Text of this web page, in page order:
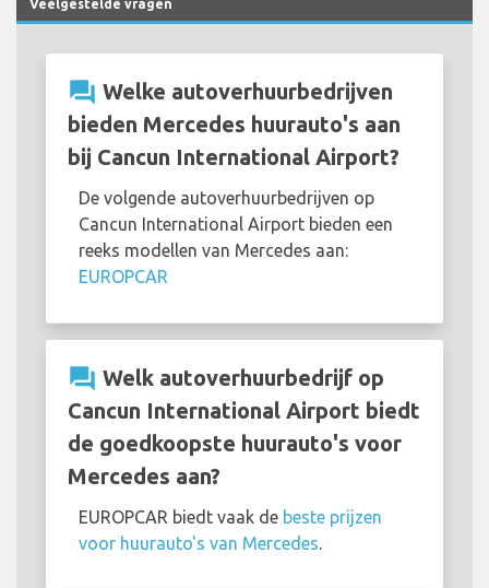
Veelgestelde vragen
question_answer Welke autoverhuurbedrijven
bieden Mercedes huurauto's aan
bij Cancun International Airport?
De volgende autoverhuurbedrijven op
Cancun International Airport bieden een
reeks modellen van Mercedes aan:
EUROPCAR
question_answer Welk autoverhuurbedrijf op
Cancun International Airport biedt
de goedkoopste huurauto's voor
Mercedes aan?
EUROPCAR biedt vaak de beste prijzen
voor huurauto's van Mercedes